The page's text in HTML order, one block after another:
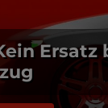
Ersatz